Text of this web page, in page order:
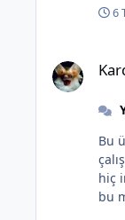
(3) Atatürk
6
Bu
hiç inkar
bu mu?